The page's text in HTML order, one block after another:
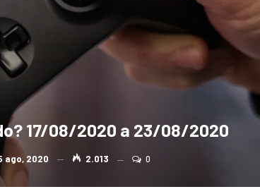
17/08/2020 a 23/08/2020
ago, 2020 2.013 0